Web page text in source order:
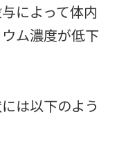
によって体内
ム濃度が低下
は以下のよう